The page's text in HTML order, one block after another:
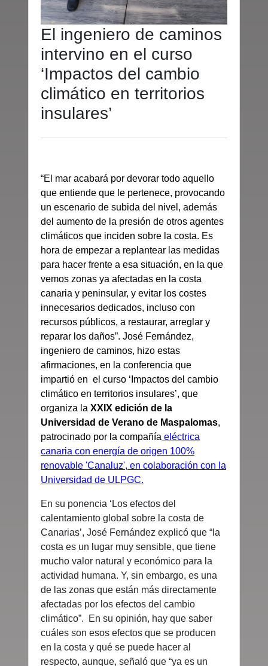
El ingeniero de caminos
intervino en el curso
‘Impactos del cambio
climático en territorios
insulares’
“El mar acabará por devorar todo aquello
que entiende que le pertenece, provocando
un escenario de subida del nivel, además
del aumento de la presión de otros agentes
climáticos que inciden sobre la costa. Es
hora de empezar a replantear las medidas
para hacer frente a esa situación, en la que
vemos zonas ya afectadas en la costa
canaria y peninsular, y evitar los costes
innecesarios dedicados, incluso con
recursos públicos, a restaurar, arreglar y
reparar los daños”. José Fernández,
ingeniero de caminos, hizo estas
afirmaciones, en la conferencia que
impartió en el curso ‘Impactos del cambio
climático en territorios insulares’, que
organiza la XXIX edición de la
Universidad de Verano de Maspalomas,
patrocinado por la compañía eléctrica
canaria con energía de origen 100%
renovable 'Canaluz', en colaboración con la
Universidad de ULPGC.
En su ponencia ‘Los efectos del
calentamiento global sobre la costa de
Canarias’, José Fernández explicó que “la
costa es un lugar muy sensible, que tiene
mucho valor natural y económico para la
actividad humana. Y, sin embargo, es una
de las zonas que están más directamente
afectadas por los efectos del cambio
climático”. En su opinión, hay que saber
cuáles son esos efectos que se producen
en la costa y qué se puede hacer al
respecto, aunque, señaló que “ya es un